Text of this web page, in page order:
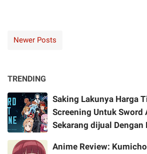
Newer Posts
TRENDING
Saking Lakunya Harga
Screening Untuk Sword
Sekarang dijual Dengan
Anime Review: